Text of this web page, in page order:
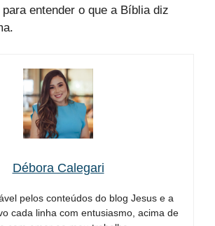
entender o que a Bíblia diz
Débora Calegari
pelos conteúdos do blog Jesus e a
cada linha com entusiasmo, acima de